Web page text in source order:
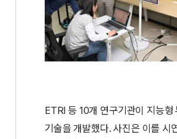
ETRI 등 10개 연구기관이 지능형
기술을 개발했다. 사진은 이를 시